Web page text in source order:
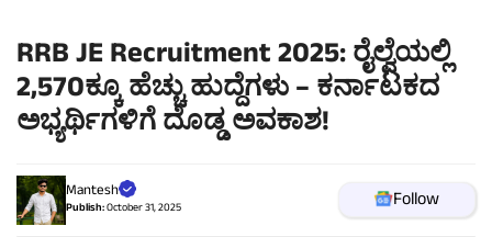
RRB JE Recruitment 2025: ರೈಲ್ವೆಯಲ್ಲಿ
2,570ಕ್ಕೂ ಹೆಚ್ಚು ಹುದ್ದೆಗಳು – ಕರ್ನಾಟಕದ
ಅಭ್ಯರ್ಥಿಗಳಿಗೆ ದೊಡ್ಡ ಅವಕಾಶ!
Mantesh
Publish:October 31, 2025 Follow